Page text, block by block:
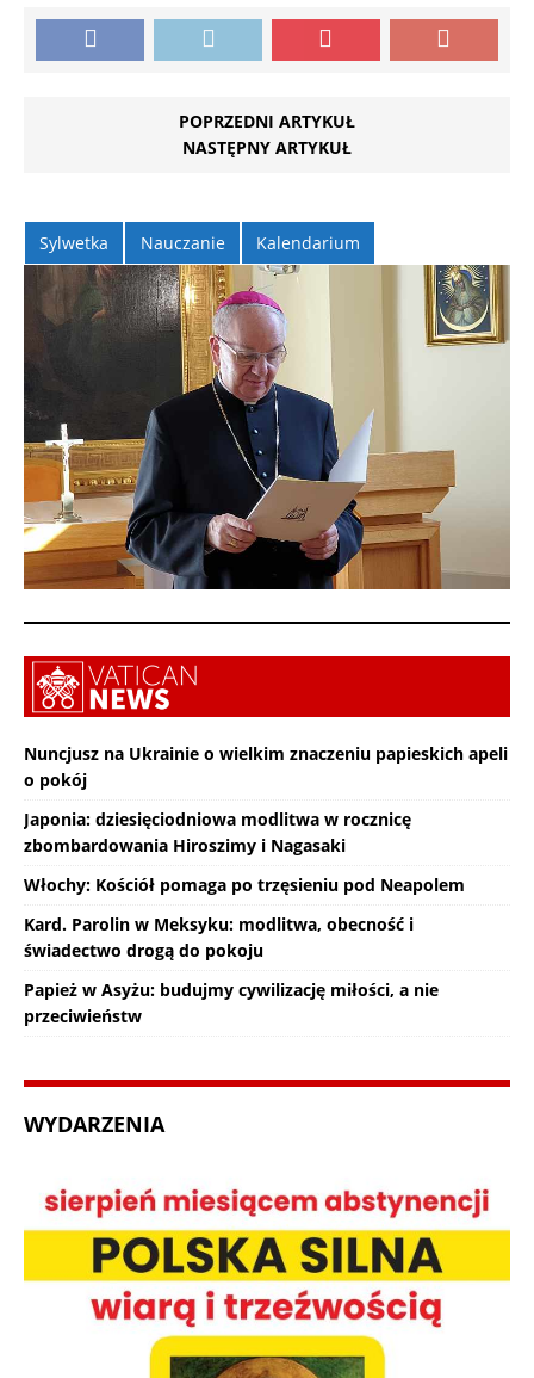
POPRZEDNI ARTYKUŁ
NASTĘPNY ARTYKUŁ
Sylwetka Nauczanie Kalendarium
Nuncjusz na Ukrainie o wielkim znaczeniu papieskich apeli
o pokój
Japonia: dziesięciodniowa modlitwa w rocznicę
zbombardowania Hiroszimy i Nagasaki
Włochy: Kościół pomaga po trzęsieniu pod Neapolem
Kard. Parolin w Meksyku: modlitwa, obecność i
świadectwo drogą do pokoju
Papież w Asyżu: budujmy cywilizację miłości, a nie
przeciwieństw
WYDARZENIA